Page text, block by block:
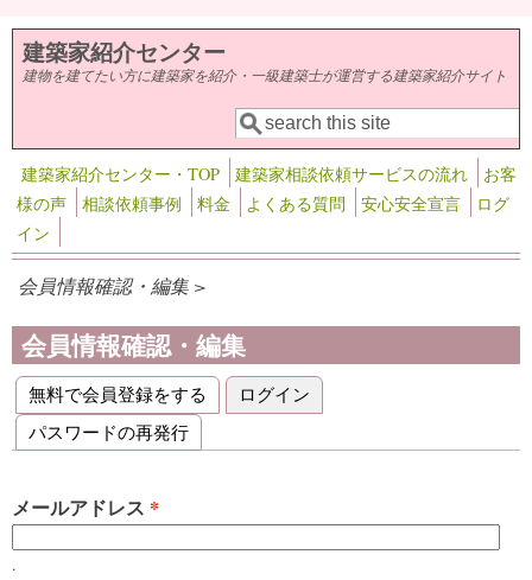
メインコンテンツに移動
建築家紹介センター
建物を建てたい方に建築家を紹介・一級建築士が運営する建築家紹介サイト
検索フォーム
検索
建築家紹介センター・TOP 建築家相談依頼サービスの流れ
お客
様の声
相談依頼事例 料金 よくある質問 安心安全宣言
ログ
イン
会員情報確認・編集 >
会員情報確認・編集
プライマリータブ
無料で会員登録をする ログイン
パスワードの再発行
メールアドレス *
.